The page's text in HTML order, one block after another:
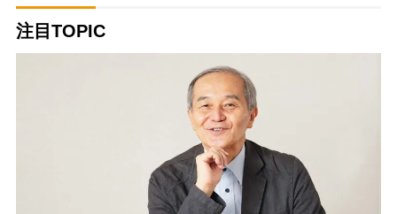
注目TOPIC